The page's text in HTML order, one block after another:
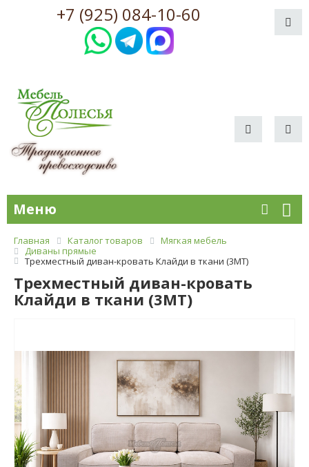
+7 (925) 084-10-60
Меню
Главная Каталог товаров
Мягкая мебель
Диваны прямые
Трехместный диван-кровать Клайди в ткани (3MT)
Трехместный диван-кровать
Клайди в ткани (3MT)